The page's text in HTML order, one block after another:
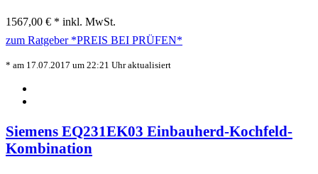
1567,00 € * inkl. MwSt.
zum Ratgeber *PREIS BEI PRÜFEN*
* am 17.07.2017 um 22:21 Uhr aktualisiert
Siemens EQ231EK03 Einbauherd-Kochfeld-
Kombination